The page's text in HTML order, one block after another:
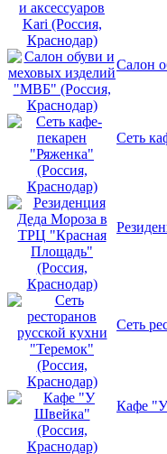
Салон
Сеть
Сеть
Кафе